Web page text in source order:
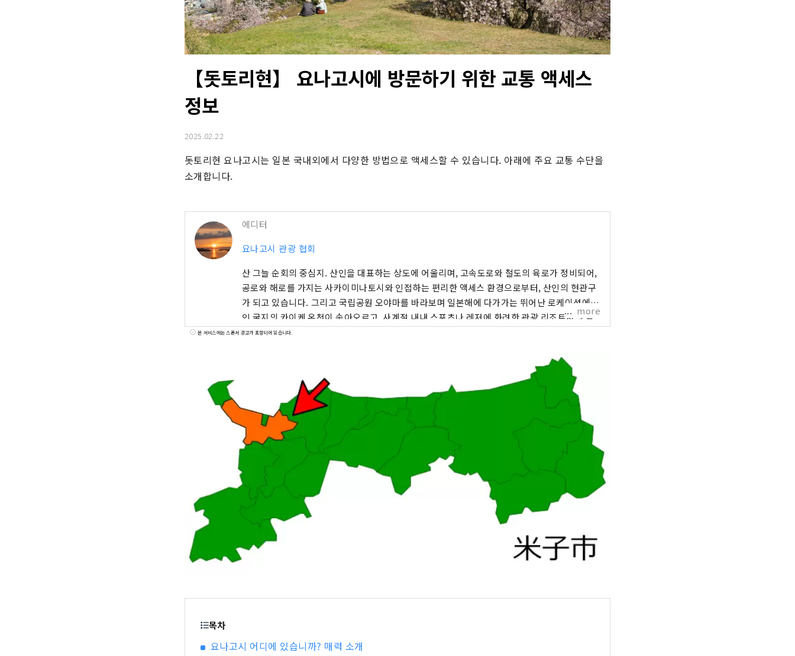
【돗토리현】 요나고시에 방문하기 위한 교통 액세스
정보
2025.02.22
돗토리현 요나고시는 일본 국내외에서 다양한 방법으로 액세스할 수 있습니다. 아래에 주요 교통 수단을
소개합니다.
에디터
요나고시 관광 협회
산 그늘 순회의 중심지. 산인을 대표하는 상도에 어울리며, 고속도로와 철도의 육로가 정비되어,
공로와 해로를 가지는 사카이미나토시와 인접하는 편리한 액세스 환경으로부터, 산인의 현관구
가 되고 있습니다. 그리고 국립공원 오야마를 바라보며 일본해에 다가가는 뛰어난 로케이션에 산
인 굴지의 카이케 온천이 솟아오르고, 사계절 내내 스포츠나 레저에 화려한 관광 리조트지의 활
기를 보이고 있습니다. 산인으로의 여행은, 우선 요나고시에 외출해 주세요. 주변에 펼쳐지는 매
more
본 서비스에는 스폰서 광고가 포함되어 있습니다.
목차
요나고시 어디에 있습니까? 매력 소개